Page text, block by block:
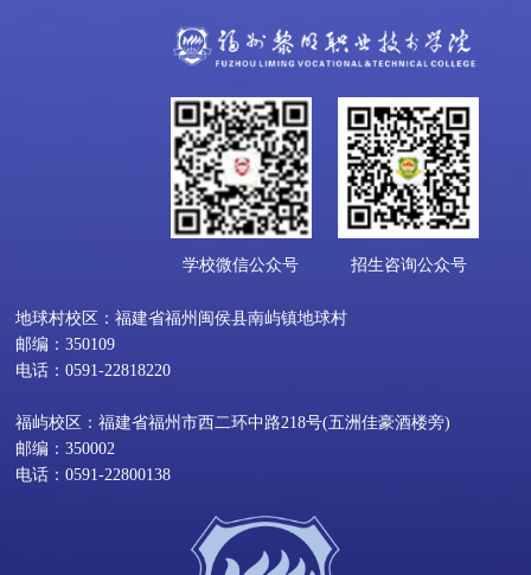
学校微信公众号 招生咨询公众号
地球村校区：福建省福州闽侯县南屿镇地球村
邮编：350109
电话：0591-22818220
福屿校区：福建省福州市西二环中路218号(五洲佳豪酒楼旁)
邮编：350002
电话：0591-22800138